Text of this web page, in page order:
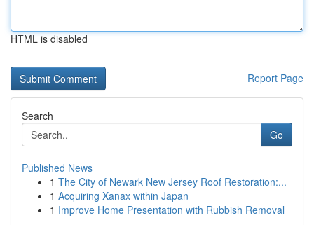
HTML is disabled
Report Page
Search
Go
Published News
1 The City of Newark New Jersey Roof Restoration:...
1 Acquiring Xanax within Japan
1 Improve Home Presentation with Rubbish Removal